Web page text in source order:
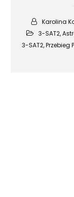
Karolina
3-SAT2,
3-SAT2,Przebieg